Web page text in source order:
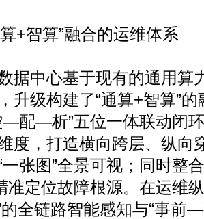
智算”融合的运维体系
中心基于现有的通用算
升级构建了“通算+智算”
配—析”五位一体联动闭
度，打造横向跨层、纵向
张图”全景可视；同时整
准定位故障根源。在运维
的全链路智能感知与“事